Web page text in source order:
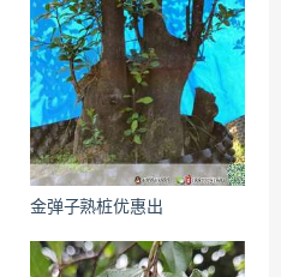
金弹子熟桩优惠出